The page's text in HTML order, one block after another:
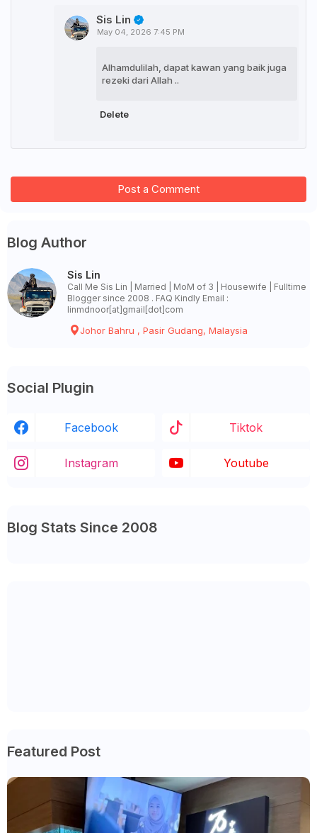
Sis Lin
May 04, 2026 7:45 PM
Alhamdulilah, dapat kawan yang baik juga
rezeki dari Allah ..
Delete
Post a Comment
Blog Author
Sis Lin
Call Me Sis Lin | Married | MoM of 3 | Housewife | Fulltime
Blogger since 2008 . FAQ Kindly Email :
linmdnoor[at]gmail[dot]com
Johor Bahru , Pasir Gudang, Malaysia
Social Plugin
Facebook Tiktok
Instagram Youtube
Blog Stats Since 2008
Featured Post